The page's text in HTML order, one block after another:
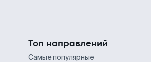
Топ направлений
Самые популярные